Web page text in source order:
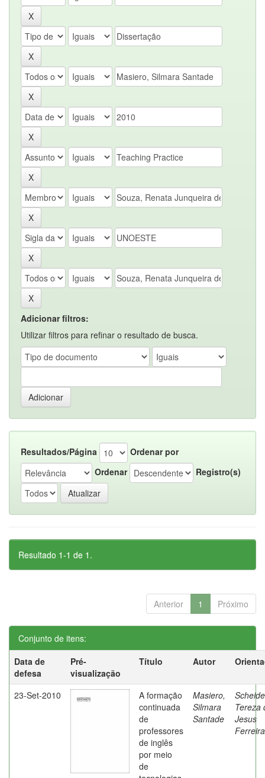
Adicionar filtros:
Utilizar filtros para refinar o resultado de busca.
Resultados/Página
Ordenar por
Ordenar
Registro(s)
Resultado 1-1 de 1.
Anterior 1 Próximo
Conjunto de itens:
Data de
defesa
Pré-
visualização
Título Autor
23-Set-2010
A formação
continuada
de
professores
de inglês
por meio
de
Masiero,
Silmara
Santade
Tereza
Jesus
Ferreira